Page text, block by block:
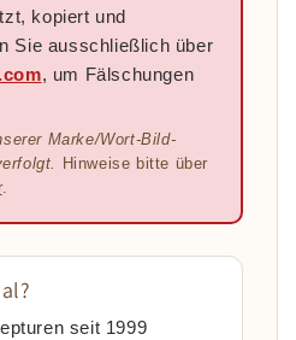
kopiert und
Sie ausschließlich über
, um Fälschungen
Marke/Wort-Bild-
Hinweise bitte über
.
seit 1999